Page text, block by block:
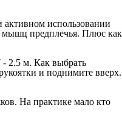
активном использовании
мышц предплечья. Плюс как
- 2.5 м. Как выбрать
и поднимите вверх.
На практике мало кто